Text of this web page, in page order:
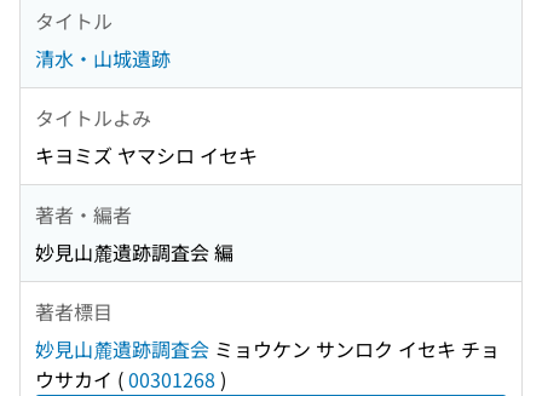
タイトル
清水・山城遺跡
タイトルよみ
キヨミズ ヤマシロ イセキ
著者・編者
妙見山麓遺跡調査会 編
著者標目
妙見山麓遺跡調査会 ミョウケン サンロク イセキ チョ
ウサカイ (00301268 )